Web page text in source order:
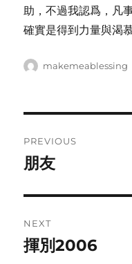
助，不過我認爲，凡
確實是得到力量與渴
Author
makemeablessing
navigation
PREVIOUS
Previous
朋友
NEXT
Next
揮別2006